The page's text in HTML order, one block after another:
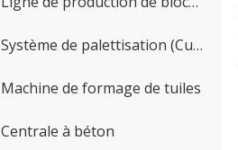
Système de palettisation (Cuber)
Machine de formage de tuiles
Centrale à béton